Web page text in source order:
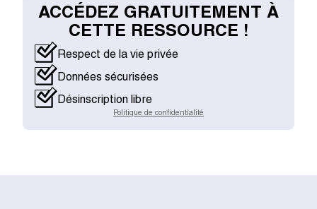
ACCÉDEZ GRATUITEMENT À
CETTE RESSOURCE !
Respect de la vie privée
Données sécurisées
Désinscription libre
Politique de confidentialité